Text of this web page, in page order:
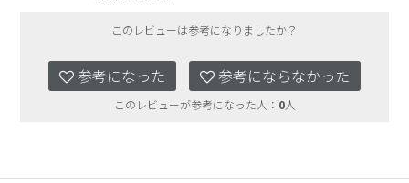
このレビューは参考になりましたか？
参考になった 参考にならなかった
このレビューが参考になった人： 0人